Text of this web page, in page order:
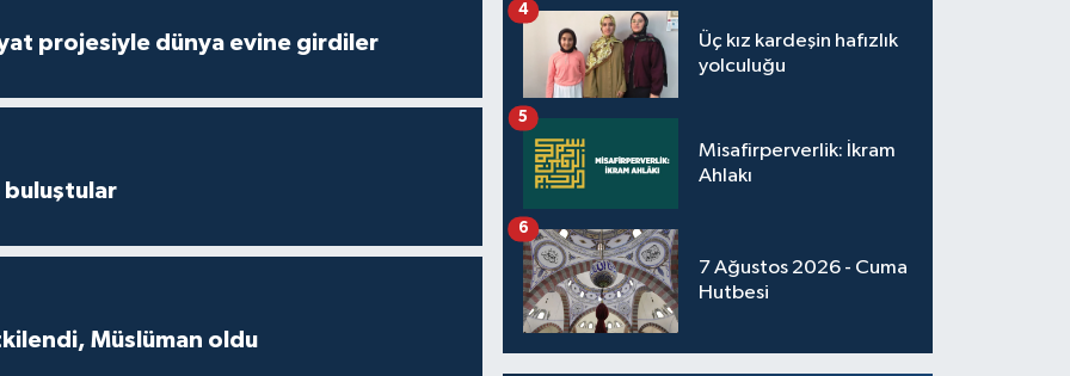
projesiyle dünya evine girdiler
buluştular
Müslüman oldu
Üç kız kardeşin hafızlık
yolculuğu
4
Misafirperverlik: İkram
Ahlakı
5
7 Ağustos 2026 - Cuma
Hutbesi
6